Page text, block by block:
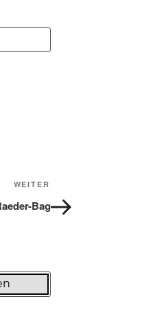
Beitrag
WEITER
Bag